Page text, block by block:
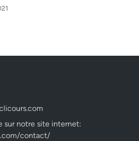
sur notre site internet:
contact/